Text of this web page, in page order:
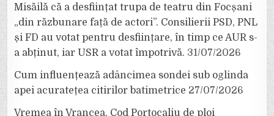
Misăilă că a desființat trupa de teatru din Focșani
„din răzbunare față de actori”. Consilierii PSD, PNL
și FD au votat pentru desființare, în timp ce AUR s-
a abținut, iar USR a votat împotrivă. 31/07/2026
Cum influențează adâncimea sondei sub oglinda
apei acuratețea citirilor batimetrice 27/07/2026
Vremea în Vrancea. Cod Portocaliu de ploi